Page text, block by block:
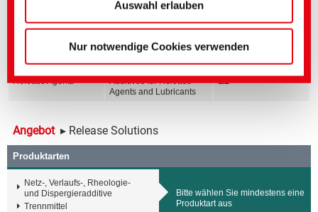
Auswahl erlauben
Nur notwendige Cookies verwenden
Titel englisch
Release Agents
Core Range for Galvanic
Coatings
Release Agents
Core Range for Release
Agents
Release Agents
Additives for Release
Agents and Lubricants
Angebot ▸ Release Solutions
Produktarten
Netz-, Verlaufs-, Rheologie-
und Dispergieradditive
Trennmittel
Bitte wählen Sie mindestens eine
Produktart aus